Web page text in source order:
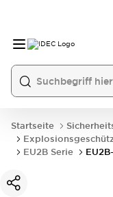
Startseite
EU2B Serie